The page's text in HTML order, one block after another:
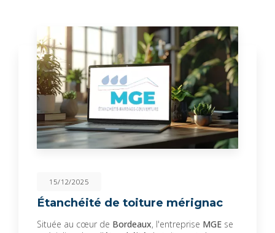
15/12/2025
Étanchéité de toiture mérignac
Située au cœur de Bordeaux, l'entreprise MGE se